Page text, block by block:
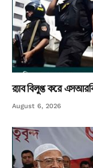
র‌্যাব বিলুপ্ত করে
August 6, 2026